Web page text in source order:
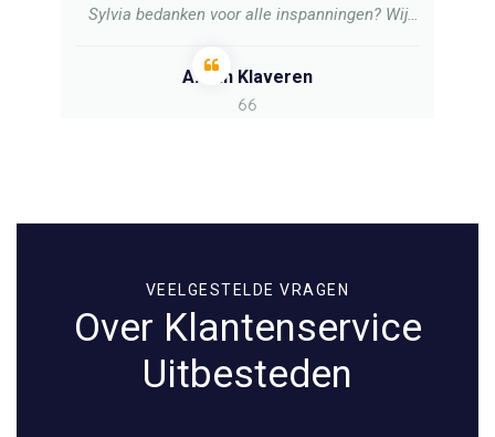
Sylvia bedanken voor alle inspanningen? Wij
vonden de samenwerking met Strongbow
Offshore zeer prettig verlopen.
A. van Klaveren
VEELGESTELDE VRAGEN
Over Klantenservice
Uitbesteden